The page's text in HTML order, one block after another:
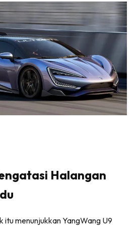
Halangan
itu menunjukkan YangWang U9